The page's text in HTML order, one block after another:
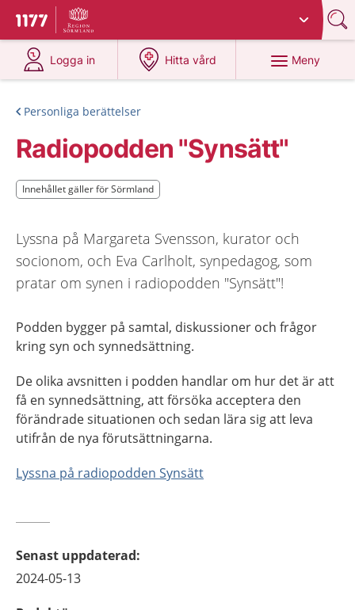
Till startsidan för 1177
Du har valt region
Logga in
på 1177.se
Hitta vård
på 1177.se
Meny
Personliga berättelser
Radiopodden "Synsätt"
Innehållet gäller för Sörmland
Innehållet gäller för Sörmland
Lyssna på Margareta Svensson, kurator och
socionom, och Eva Carlholt, synpedagog, som
pratar om synen i radiopodden "Synsätt"!
Podden bygger på samtal, diskussioner och frågor
kring syn och synnedsättning.
De olika avsnitten i podden handlar om hur det är att
få en synnedsättning, att försöka acceptera den
förändrade situationen och sedan lära sig att leva
utifrån de nya förutsättningarna.
Lyssna på radiopodden Synsätt
Senast uppdaterad:
2024-05-13